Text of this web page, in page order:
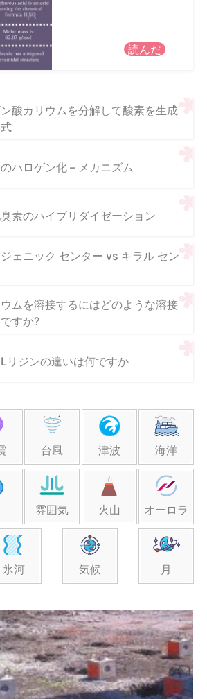
読んだ
酸カリウムを分解して酸素を生成
ハロゲン化 – メカニズム
素のハイブリダイゼーション
ェニック センター vs キラル セン
ムを溶接するにはどのような溶接
すか?
リジンの違いは何ですか
台風 津波 海洋
雰囲気 火山 オーロラ
氷河 気候 月